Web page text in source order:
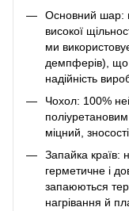
Основний шар:
високої
ми
демпферів), що
надійність
Чохол: 100%
міцний,
Запайка країв:
герметичне і
запаюються
нагрівання й